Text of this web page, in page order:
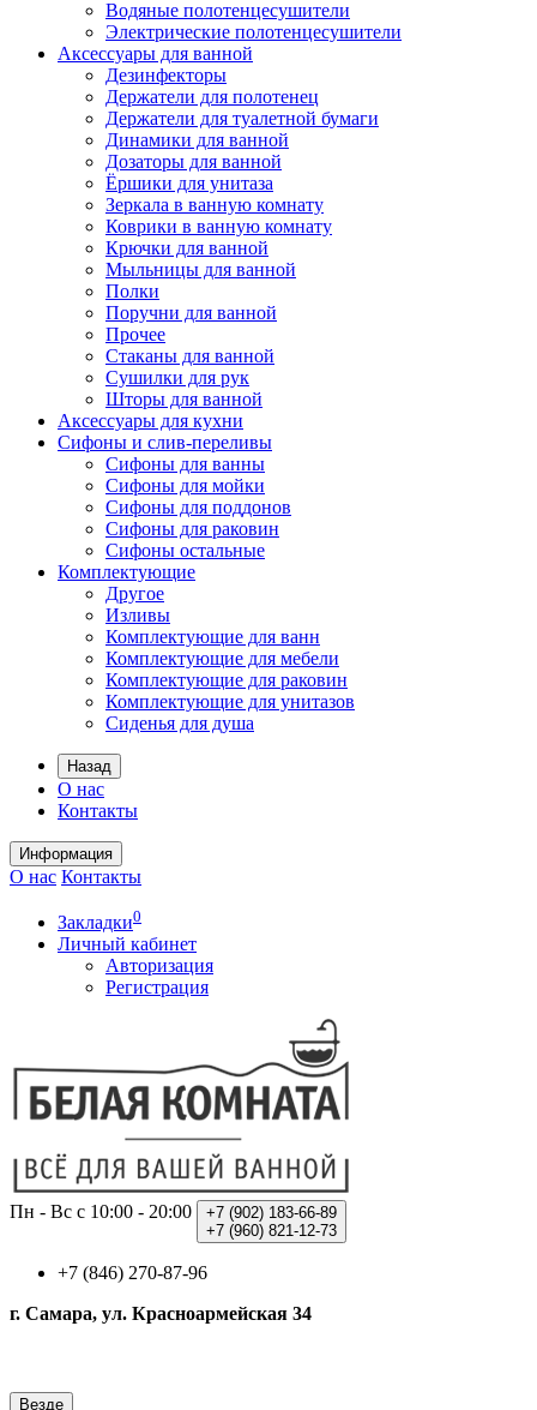
Водяные полотенцесушители
Электрические полотенцесушители
Аксессуары для ванной
Дезинфекторы
Держатели для полотенец
Держатели для туалетной бумаги
Динамики для ванной
Дозаторы для ванной
Ёршики для унитаза
Зеркала в ванную комнату
Коврики в ванную комнату
Крючки для ванной
Мыльницы для ванной
Полки
Поручни для ванной
Прочее
Стаканы для ванной
Сушилки для рук
Шторы для ванной
Аксессуары для кухни
Сифоны и слив-переливы
Сифоны для ванны
Сифоны для мойки
Сифоны для поддонов
Сифоны для раковин
Сифоны остальные
Комплектующие
Другое
Изливы
Комплектующие для ванн
Комплектующие для мебели
Комплектующие для раковин
Комплектующие для унитазов
Сиденья для душа
Назад
О нас
Контакты
Информация
О нас Контакты
Закладки0
Личный кабинет
Авторизация
Регистрация
Пн - Вс с 10:00 - 20:00 +7 (902) 183-66-89
+7 (960) 821-12-73
+7 (846) 270-87-96
г. Самара, ул. Красноармейская 34
Везде